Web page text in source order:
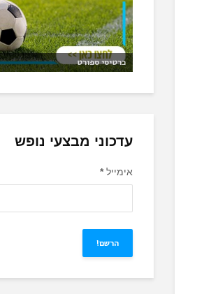
כרטיסי ספורט
עדכוני מבצעי נופש
אימייל*